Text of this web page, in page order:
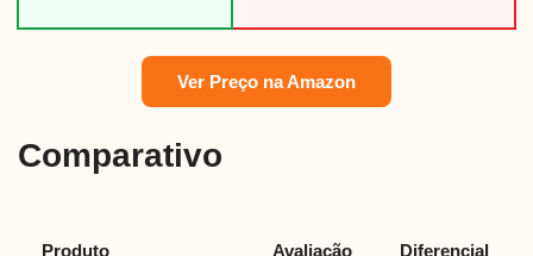
Ver Preço na Amazon
Comparativo
Produto Avaliação Diferencial